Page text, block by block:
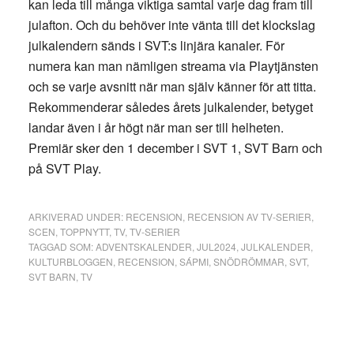
kan leda till många viktiga samtal varje dag fram till
julafton. Och du behöver inte vänta till det klockslag
julkalendern sänds i SVT:s linjära kanaler. För
numera kan man nämligen streama via Playtjänsten
och se varje avsnitt när man själv känner för att titta.
Rekommenderar således årets julkalender, betyget
landar även i år högt när man ser till helheten.
Premiär sker den 1 december i SVT 1, SVT Barn och
på SVT Play.
ARKIVERAD UNDER: RECENSION RECENSION AV TV-SERIER
SCEN TOPPNYTT, TV, TV-SERIER
TAGGAD SOM:ADVENTSKALENDER JUL2024 JULKALENDER
KULTURBLOGGEN RECENSION SÁPMI, SNÖDRÖMMAR SVT,
SVT BARN TV